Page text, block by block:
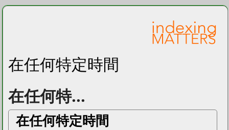
在任何特定時間
在任何特...
在任何特定時間